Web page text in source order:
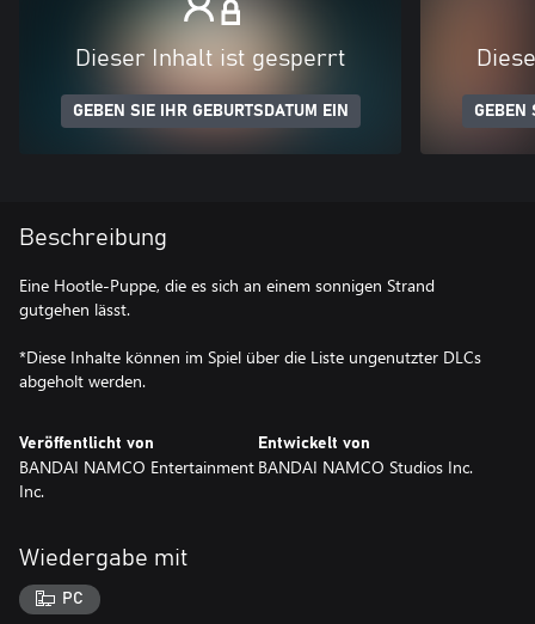
Dieser Inhalt ist gesperrt
GEBEN SIE IHR GEBURTSDATUM EIN GEBEN
Beschreibung
Eine Hootle-Puppe, die es sich an einem sonnigen Strand
gutgehen lässt.
*Diese Inhalte können im Spiel über die Liste ungenutzter DLCs
abgeholt werden.
Veröffentlicht von
BANDAI NAMCO Entertainment
Inc.
Entwickelt von
BANDAI NAMCO Studios Inc.
Wiedergabe mit
PC